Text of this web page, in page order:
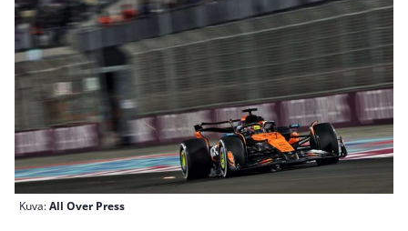
Kuva:All Over Press